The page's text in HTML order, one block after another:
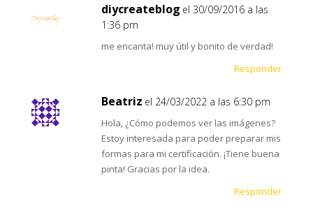
diycreateblog el 30/09/2016 a las
1:36 pm
me encanta! muy útil y bonito de verdad!
Responder
Beatriz el 24/03/2022 a las 6:30 pm
Hola, ¿Cómo podemos ver las imágenes?
Estoy interesada para poder preparar mis
formas para mi certificación. ¡Tiene buena
pinta! Gracias por la idea.
Responder